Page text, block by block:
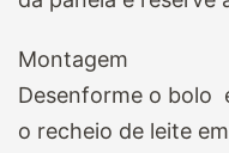
Montagem
Desenforme o bolo
o recheio de leite